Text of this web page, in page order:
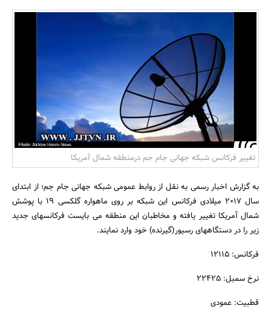
بانک، بیمه و سرمایه
تغییر فرکانس شبکه جهانی جام جم درمنطقه شمال آمریکا
به گزارش اخبار رسمی به نقل از روابط عمومی شبکه جهانی جام جم؛ از ابتدای
سال 2017 میلادی فرکانس این شبکه بر روی ماهواره گلکسی 19 با پوشش
شمال آمریکا تغییر یافته و مخاطبان این منطقه می بایست فرکانسهای جدید
زیر را در دستگاههای رسیور(گیرنده) خود وارد نمایند.
فرکانس: 12115
نرخ سمبل: 22425
قطبیت: عمودی